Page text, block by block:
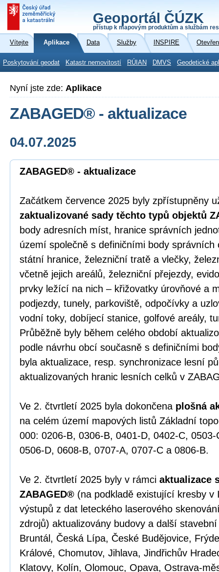
Geoportál ČÚZK
přístup k mapovým produktům a službám
Vítejte Aplikace Data Služby INSPIRE
Poskytování geodat Katastr nemovitostí RÚIAN DMVS Geodetické
Nyní jste zde: Aplikace
ZABAGED® - aktualizace
04.07.2025
ZABAGED® - aktualizace
Začátkem července 2025 byly zpřístupněny
zaktualizované sady těchto typů objektů
body adresních míst, hranice správních
území společně s definičními body správních
státní hranice, železniční tratě a vlečky,
včetně jejich areálů, železniční přejezdy,
prvky ležící na nich – křižovatky úrovňové a
podjezdy, tunely, parkoviště, odpočívky a
vodní toky, dobíjecí stanice, golfové areály,
Průběžně byly během celého období
podle návrhu obcí současně s definičními
byla aktualizace, resp. synchronizace lesní
aktualizovaných hranic lesních celků v
Ve 2. čtvrtletí 2025 byla dokončena plošná
na celém území mapových listů Základní
000: 0206-B, 0306-B, 0401-D, 0402-C,
0506-D, 0608-B, 0707-A, 0707-C a 0806-B.
Ve 2. čtvrtletí 2025 byly v rámci aktualizace
ZABAGED® (na podkladě existující kresby v
výstupů z dat leteckého laserového
zdrojů) aktualizovány budovy a další
Bruntál, Česká Lípa, České Budějovice,
Králové, Chomutov, Jihlava, Jindřichův
Klatovy, Kolín, Olomouc, Opava, Ostrava-